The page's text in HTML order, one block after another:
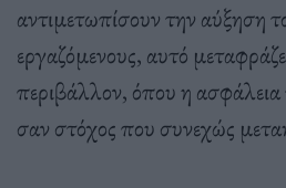
αντιμετωπίσουν την αύξηση
εργαζόμενους, αυτό
περιβάλλον, όπου η ασφάλεια
σαν στόχος που συνεχώς